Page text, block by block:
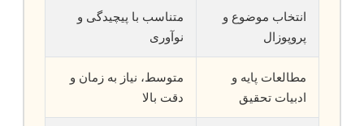
انتخاب موضوع و
پروپوزال
متناسب با پیچیدگی و
نوآوری
مطالعات پایه و
ادبیات تحقیق
متوسط، نیاز به زمان و
دقت بالا